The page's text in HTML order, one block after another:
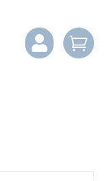
 